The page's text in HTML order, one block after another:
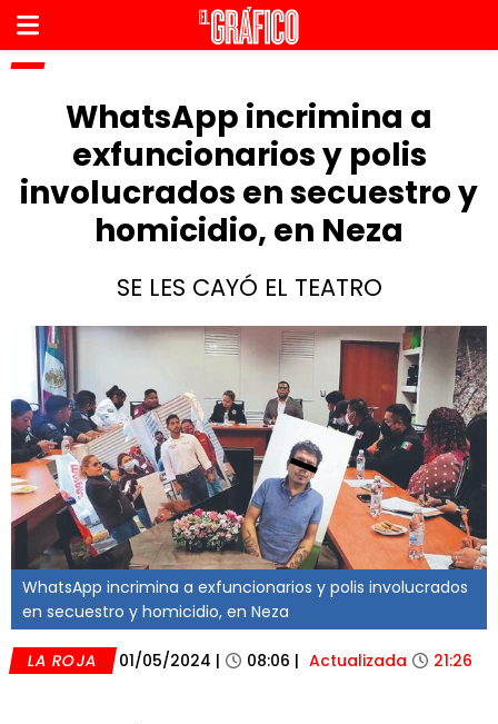
WhatsApp incrimina a
exfuncionarios y polis
involucrados en secuestro y
homicidio, en Neza
SE LES CAYÓ EL TEATRO
WhatsApp incrimina a exfuncionarios y polis involucrados
en secuestro y homicidio, en Neza
LA ROJA 01/05/2024 | 08:06 | Actualizada 21:26